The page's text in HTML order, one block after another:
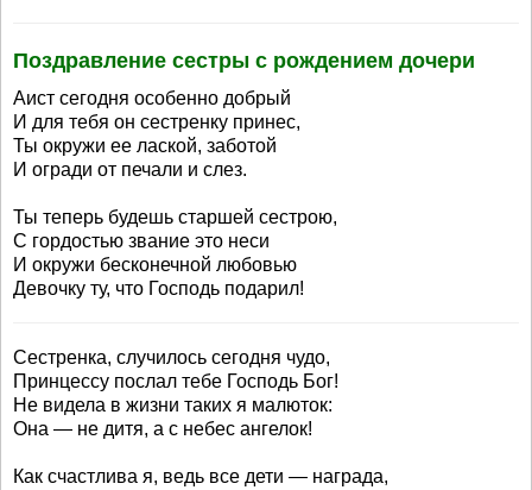
Поздравление сестры с рождением дочери
Аист сегодня особенно добрый
И для тебя он сестренку принес,
Ты окружи ее лаской, заботой
И огради от печали и слез.
Ты теперь будешь старшей сестрою,
С гордостью звание это неси
И окружи бесконечной любовью
Девочку ту, что Господь подарил!
Сестренка, случилось сегодня чудо,
Принцессу послал тебе Господь Бог!
Не видела в жизни таких я малюток:
Она — не дитя, а с небес ангелок!
Как счастлива я, ведь все дети — награда,